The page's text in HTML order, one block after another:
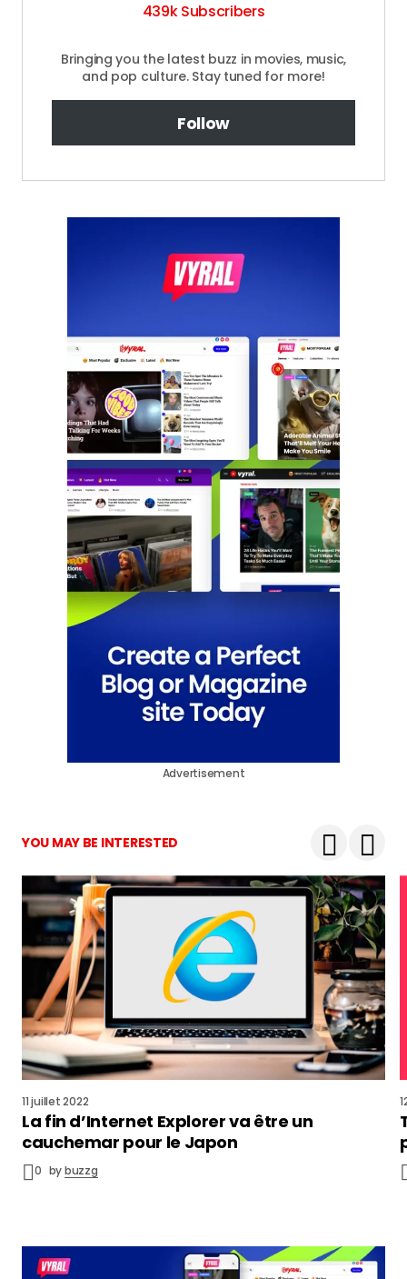
439k Subscribers
Bringing you the latest buzz in movies, music,
and pop culture. Stay tuned for more!
Follow
Advertisement
YOU MAY BE INTERESTED
11 juillet 2022
La fin d’Internet Explorer va être un
cauchemar pour le Japon
0 bybuzzg